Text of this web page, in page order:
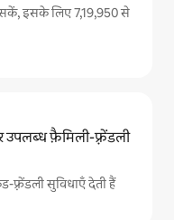
इसके लिए 7,19,950 से
उपलब्ध फ़ैमिली-फ़्रेंडली
फ़्रेंडली सुविधाएँ देती हैं